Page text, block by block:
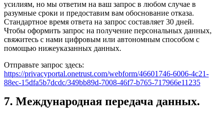
усилиям, но мы ответим на ваш запрос в любом случае в
разумные сроки и предоставим вам обоснование отказа.
Стандартное время ответа на запрос составляет 30 дней.
Чтобы оформить запрос на получение персональных данных,
свяжитесь с нами цифровым или автономным способом с
помощью нижеуказанных данных.
Отправьте запрос здесь:
https://privacyportal.onetrust.com/webform/46601746-6006-4c21-
88ec-15dfa5b7dcdc/349bb89d-7008-46f7-b765-717966e11235
7. Международная передача данных.